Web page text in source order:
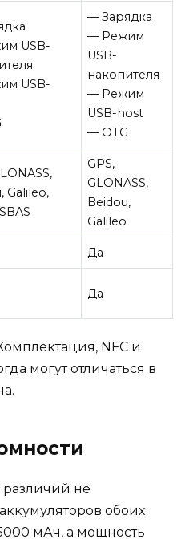
USB-
USB-
— Зарядка
— Режим
USB-
накопителя
— Режим
USB-host
— OTG
Galileo,
GPS,
GLONASS,
Beidou,
Galileo
Да
Да
NFC и
могут отличаться в
различий не
обоих
мАч, а мощность